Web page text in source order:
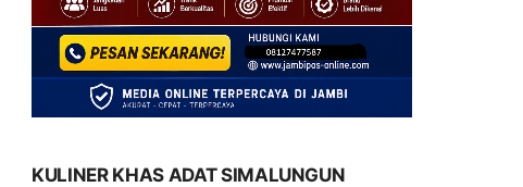
KULINER KHAS ADAT SIMALUNGUN